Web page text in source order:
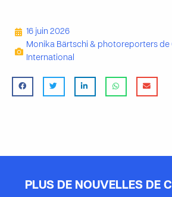
16 juin 2026
Monika Bärtschi & photoreporters de
International
PLUS DE NOUVELLES DE